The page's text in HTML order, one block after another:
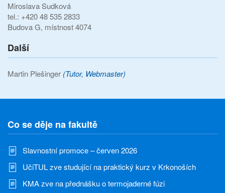
Miroslava Sudková
tel.: +420 48 535 2833
Budova G, místnost 4074
Další
Martin Plešinger (Tutor, Webmaster)
Co se děje na fakultě
Slavnostní promoce – červen 2026
UčiTUL zve studující na praktický kurz v Krkonoších
KMA zve na přednášku o termojaderné fúzi